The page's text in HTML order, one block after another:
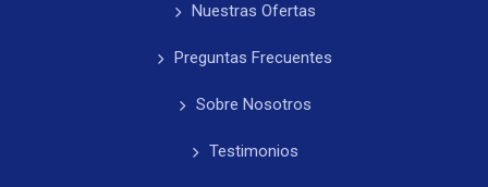
Nuestras Ofertas
Preguntas Frecuentes
Sobre Nosotros
Testimonios